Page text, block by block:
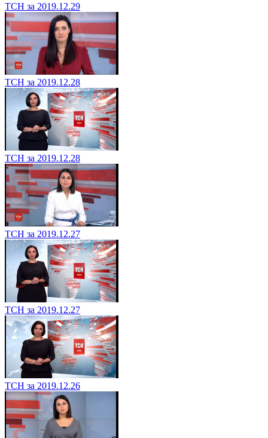
ТСН за 2019.12.29
ТСН за 2019.12.28
ТСН за 2019.12.28
ТСН за 2019.12.27
ТСН за 2019.12.27
ТСН за 2019.12.26